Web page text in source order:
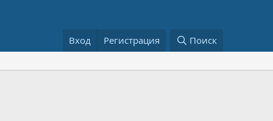
Вход Регистрация Поиск